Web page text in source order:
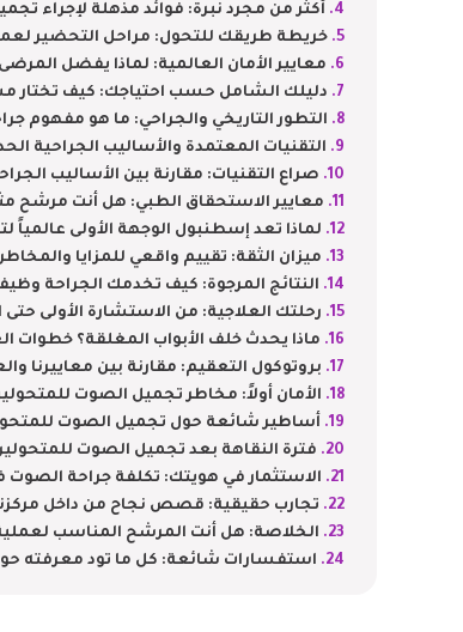
أكثر من مجرد نبرة: فوائد مذهلة لإجراء
خريطة طريقك للتحول: مراحل التحضير
معايير الأمان العالمية: لماذا يفضل
دليلك الشامل حسب احتياجك: كيف تختار
التطور التاريخي والجراحي: ما هو مفهوم
التقنيات المعتمدة والأساليب الجراحية
صراع التقنيات: مقارنة بين الأساليب
معايير الاستحقاق الطبي: هل أنت مرشح
لماذا تعد إسطنبول الوجهة الأولى عالمياً
ميزان الثقة: تقييم واقعي للمزايا
النتائج المرجوة: كيف تخدمك الجراحة
رحلتك العلاجية: من الاستشارة الأولى
ماذا يحدث خلف الأبواب المغلقة؟ خطوات
بروتوكول التعقيم: مقارنة بين معاييرنا
الأمان أولاً: مخاطر تجميل الصوت
أساطير شائعة حول تجميل الصوت
فترة النقاهة بعد تجميل الصوت
الاستثمار في هويتك: تكلفة جراحة الصوت
تجارب حقيقية: قصص نجاح من داخل
الخلاصة: هل أنت المرشح المناسب
استفسارات شائعة: كل ما تود معرفته